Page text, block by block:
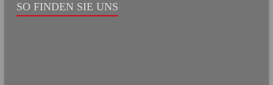
SO FINDEN SIE UNS